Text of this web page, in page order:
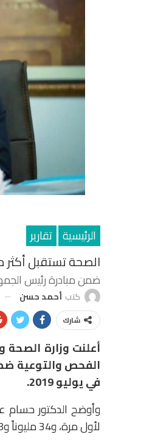
الرئيسية تقارير
الصحة تستقبل أكثر من 71 مليون زيارة للسيدات لتلقي خدمات
ضمن مبادرة رئيس
كتب أحمد حسن
شارك
الفحص والتوعية
في يوليو 2019.
لأول مرة، و34 مليوناً و98 ألفاً و976 زيارة دورية، و13 مليوناً و766 ألفاً و437 زيارة عارضة.